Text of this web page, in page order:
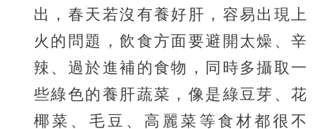
出，春天若沒有養好肝，容易出現上
火的問題，飲食方面要避開太燥、辛
辣、過於進補的食物，同時多攝取一
些綠色的養肝蔬菜，像是綠豆芽、花
椰菜、毛豆、高麗菜等食材都很不